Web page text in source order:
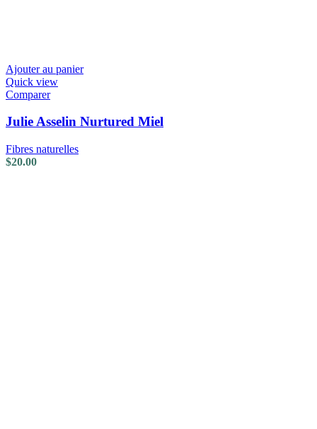
Ajouter au panier
Quick view
Comparer
Julie Asselin Nurtured Miel
Fibres naturelles
$20.00